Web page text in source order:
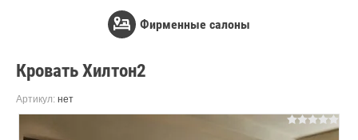
Фирменные салоны
Кровать Хилтон2
Артикул: нет